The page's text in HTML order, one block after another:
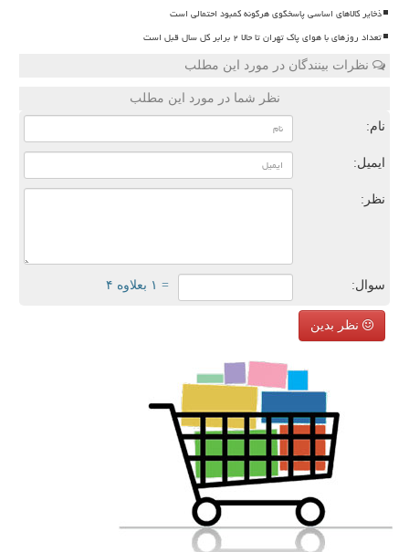
ذخایر کالاهای اساسی پاسخگوی هرگونه کمبود احتمالی است
تعداد روزهای با هوای پاک تهران تا حالا ۲ برابر کل سال قبل است
نظرات بینندگان در مورد این مطلب
نظر شما در مورد این مطلب
نام:
ایمیل:
نظر:
سوال: = ۱ بعلاوه ۴
نظر بدین